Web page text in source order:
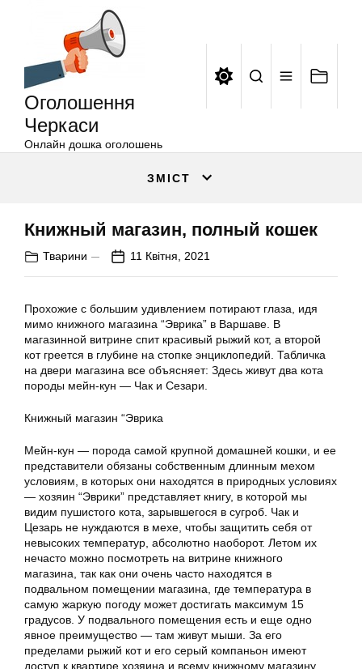
Оголошення
Черкаси
Онлайн дошка оголошень
ЗМІСТ
Книжный магазин, полный кошек
Тварини 11 Квітня, 2021
Прохожие с большим удивлением потирают глаза, идя
мимо книжного магазина “Эврика” в Варшаве. В
магазинной витрине спит красивый рыжий кот, а второй
кот греется в глубине на стопке энциклопедий. Табличка
на двери магазина все объясняет: Здесь живут два кота
породы мейн-кун — Чак и Сезари.
Книжный магазин “Эврика
Мейн-кун — порода самой крупной домашней кошки, и ее
представители обязаны собственным длинным мехом
условиям, в которых они находятся в природных условиях
— хозяин “Эврики” представляет книгу, в которой мы
видим пушистого кота, зарывшегося в сугроб. Чак и
Цезарь не нуждаются в мехе, чтобы защитить себя от
невысоких температур, абсолютно наоборот. Летом их
нечасто можно посмотреть на витрине книжного
магазина, так как они очень часто находятся в
подвальном помещении магазина, где температура в
самую жаркую погоду может достигать максимум 15
градусов. У подвального помещения есть и еще одно
явное преимущество — там живут мыши. За его
пределами рыжий кот и его серый компаньон имеют
доступ к квартире хозяина и всему книжному магазину,